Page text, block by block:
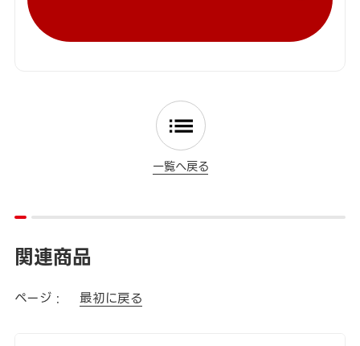
一覧へ戻る
関連商品
ページ : 最初に戻る